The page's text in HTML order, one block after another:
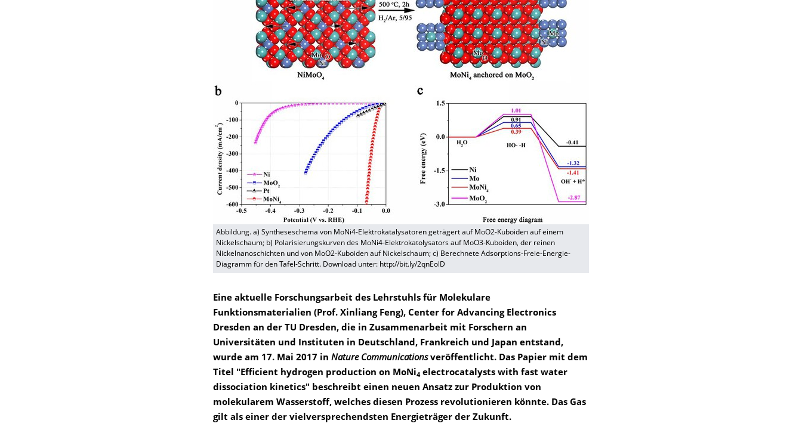
Abbildung. a) Syntheseschema von MoNi4-Elektrokatalysatoren geträgert auf MoO2-Kuboiden auf einem
Nickelschaum; b) Polarisierungskurven des MoNi4-Elektrokatolysators auf MoO3-Kuboiden, der reinen
Nickelnanoschichten und von MoO2-Kuboiden auf Nickelschaum; c) Berechnete Adsorptions-Freie-Energie-
Diagramm für den Tafel-Schritt. Download unter: http://bit.ly/2qnEolD
Eine aktuelle Forschungsarbeit des Lehrstuhls für Molekulare
Funktionsmaterialien (Prof. Xinliang Feng), Center for Advancing Electronics
Dresden an der TU Dresden, die in Zusammenarbeit mit Forschern an
Universitäten und Instituten in Deutschland, Frankreich und Japan entstand,
wurde am 17. Mai 2017 in Nature Communicationsveröffentlicht. Das Papier mit dem
Titel "Efficient hydrogen production on MoNi4electrocatalysts with fast water
dissociation kinetics" beschreibt einen neuen Ansatz zur Produktion von
molekularem Wasserstoff, welches diesen Prozess revolutionieren könnte. Das Gas
gilt als einer der vielversprechendsten Energieträger der Zukunft.